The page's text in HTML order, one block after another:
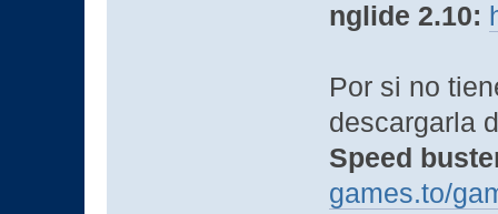
nglide 2.10:
Por si no
descargarla
Speed
games.to/